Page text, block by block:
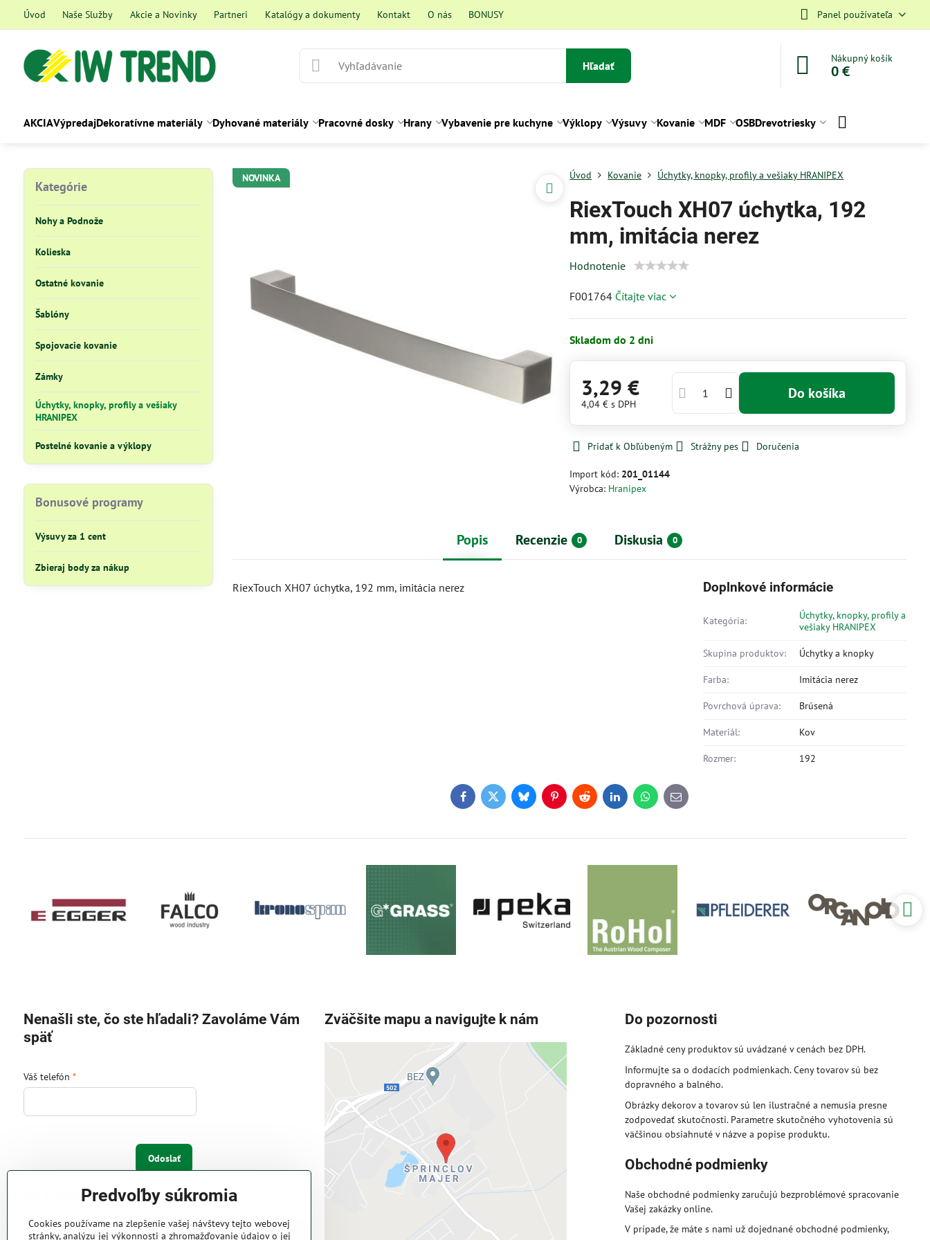
Úvod Naše Služby Akcie a Novinky Partneri Katalógy a dokumenty Kontakt O nás BONUSY Panel používateľa
Hľadať
Nákupný košík
0 €
AKCIAVýpredajDekoratívne materiály Dyhované materiály Pracovné dosky Hrany Vybavenie pre kuchyne Výklopy Výsuvy Kovanie MDF OSBDrevotriesky
NOVINKA Úvod Kovanie Úchytky, knopky, profily a vešiaky HRANIPEX
RiexTouch XH07 úchytka, 192
mm, imitácia nerez
Hodnotenie
F001764 Čítajte viac
Skladom do 2 dni
3,29 €
4,04 €s DPH
Do košíka
Pridať k Obľúbeným Strážny pes Doručenia
Import kód: 201_01144
Výrobca: Hranipex
Popis Recenzie 0 Diskusia 0
RiexTouch XH07 úchytka, 192 mm, imitácia nerez Doplnkové informácie
Kategória:
Úchytky, knopky, profily a
vešiaky HRANIPEX
Skupina produktov: Úchytky a knopky
Farba: Imitácia nerez
Povrchová úprava: Brúsená
Materiál: Kov
Rozmer: 192
FacebookTwitterBlueskyPinterestRedditLinkedInWhatsApp
E-
mail
Kategórie
Nohy a Podnože
Kolieska
Ostatné kovanie
Šablóny
Spojovacie kovanie
Zámky
Úchytky, knopky, profily a vešiaky
HRANIPEX
Postelné kovanie a výklopy
Bonusové programy
Výsuvy za 1 cent
Zbieraj body za nákup
Nenašli ste, čo ste hľadali? Zavoláme Vám
späť
Váš telefón *
Odoslať
IW Trend s.r.o.
Pri Majeri 6
Zväčšite mapu a navigujte k nám
Externý obsah je blokovaný
Prajete si načítať externý obsah?
Povoliť tentokrát
Povoliť a zapamätať - súhlas s druhom
cookie: Funkčné
Do pozornosti
Základné ceny produktov sú uvádzané v cenách bez DPH.
Informujte sa o dodacích podmienkach. Ceny tovarov sú bez
dopravného a balného.
Obrázky dekorov a tovarov sú len ilustračné a nemusia presne
zodpovedať skutočnosti. Parametre skutočného vyhotovenia sú
väčšinou obsiahnuté v názve a popise produktu.
Obchodné podmienky
Naše obchodné podmienky zaručujú bezproblémové spracovanie
Vašej zakázky online.
V prípade, že máte s nami už dojednané obchodné podmienky,
Predvoľby súkromia
Cookies používame na zlepšenie vašej návštevy tejto webovej
stránky, analýzu jej výkonnosti a zhromažďovanie údajov o jej